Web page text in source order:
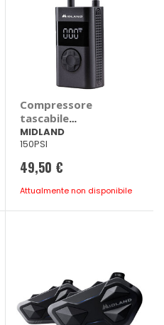
Compressore
tascabile
Enerpump power
bank - MIDLAND
MIDLAND
150PSI
49,50 €
Attualmente non disponibile